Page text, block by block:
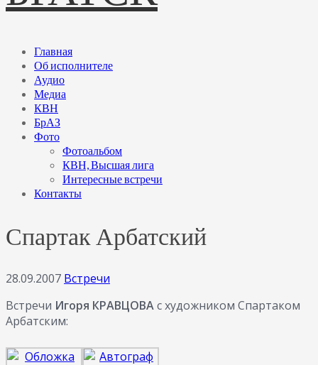
Главная
Об исполнителе
Аудио
Медиа
КВН
БрАЗ
Фото
Фотоальбом
КВН, Высшая лига
Интересные встречи
Контакты
Спартак Арбатский
28.09.2007 Встречи
Встречи Игоря КРАВЦОВАс художником Спартаком
Арбатским: